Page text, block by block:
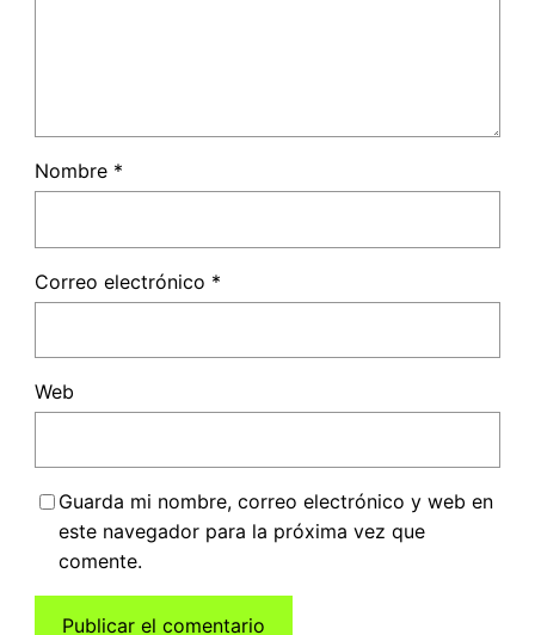
Nombre *
Correo electrónico *
Web
Guarda mi nombre, correo electrónico y web en
este navegador para la próxima vez que
comente.